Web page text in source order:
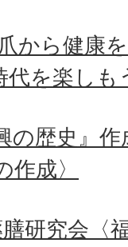
から健康
代を楽しも
の歴史』
成〉
研究会〈